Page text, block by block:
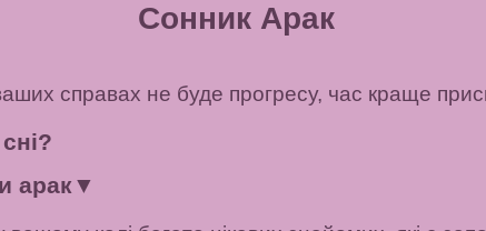
Сонник Арак
справах не буде прогресу, час краще
арак ▼